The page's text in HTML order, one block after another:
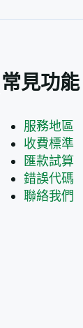
常見功能
服務地區
收費標準
匯款試算
錯誤代碼
聯絡我們